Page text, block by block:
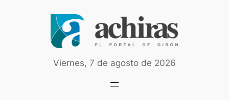
Viernes, 7 de agosto de 2026